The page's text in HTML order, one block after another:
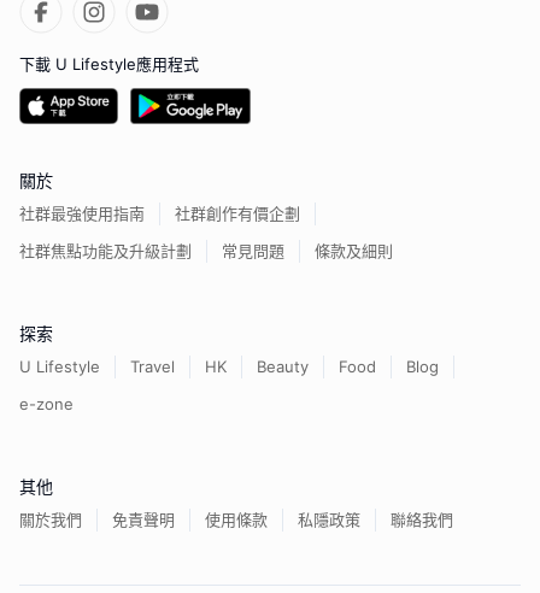
下載 U Lifestyle應用程式
關於
社群最強使用指南
社群創作有價企劃
社群焦點功能及升級計劃
常見問題 條款及細則
探索
U Lifestyle Travel HK Beauty Food
Blog
e-zone
其他
關於我們 免責聲明 使用條款 私隱政策 聯絡我們